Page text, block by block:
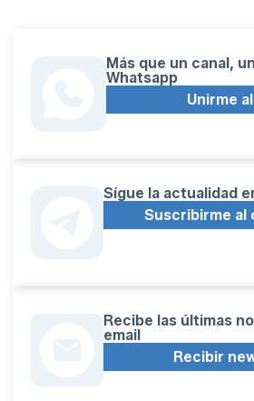
Más que un canal,
Whatsapp
Unirme
Sígue la actualidad
Suscribirme al
Recibe las últimas
email
Recibir